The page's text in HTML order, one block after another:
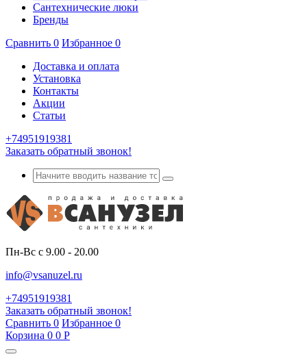
Сантехнические люки
Бренды
Сравнить 0 Избранное 0
Доставка и оплата
Установка
Контакты
Акции
Статьи
+74951919381
Заказать обратный звонок!
Пн-Вс с 9.00 - 20.00
info@vsanuzel.ru
+74951919381
Заказать обратный звонок!
Сравнить 0 Избранное 0
Корзина 0 0 Р